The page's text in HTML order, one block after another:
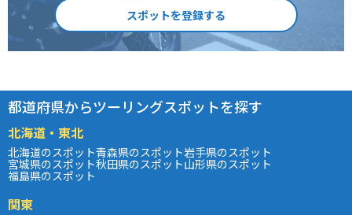
スポットを登録する
都道府県からツーリングスポットを探す
北海道・東北
北海道のスポット青森県のスポット岩手県のスポット
宮城県のスポット秋田県のスポット山形県のスポット
福島県のスポット
関東